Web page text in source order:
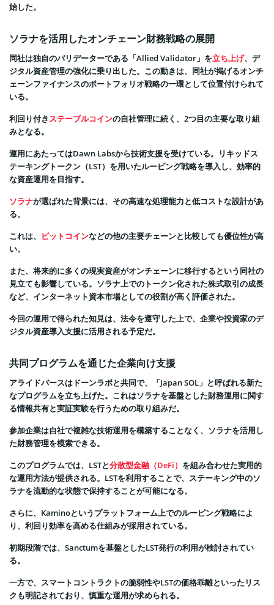
始した。
ソラナを活用したオンチェーン財務戦略の展開
同社は独自のバリデーターである「Allied Validator」を立ち上げ、デ
ジタル資産管理の強化に乗り出した。この動きは、同社が掲げるオンチ
ェーンファイナンスのポートフォリオ戦略の一環として位置付けられて
いる。
利回り付きステーブルコインの自社管理に続く、2つ目の主要な取り組
みとなる。
運用にあたってはDawn Labsから技術支援を受けている。リキッドス
テーキングトークン（LST）を用いたルーピング戦略を導入し、効率的
な資産運用を目指す。
ソラナが選ばれた背景には、その高速な処理能力と低コストな設計があ
る。
これは、
ビットコインなどの他の主要チェーンと比較しても優位性が高
い。
また、将来的に多くの現実資産がオンチェーンに移行するという同社の
見立ても影響している。ソラナ上でのトークン化された株式取引の成長
など、インターネット資本市場としての役割が高く評価された。
今回の運用で得られた知見は、法令を遵守した上で、企業や投資家のデ
ジタル資産導入支援に活用される予定だ。
共同プログラムを通じた企業向け支援
アライドバースはドーンラボと共同で、「Japan SOL」と呼ばれる新た
なプログラムを立ち上げた。これはソラナを基盤とした財務運用に関す
る情報共有と実証実験を行うための取り組みだ。
参加企業は自社で複雑な技術運用を構築することなく、ソラナを活用し
た財務管理を模索できる。
このプログラムでは、LSTと分散型金融（DeFi） を組み合わせた実用的
な運用方法が提供される。LSTを利用することで、ステーキング中のソ
ラナを流動的な状態で保持することが可能になる。
さらに、Kaminoというプラットフォーム上でのルーピング戦略によ
り、利回り効率を高める仕組みが採用されている。
初期段階では、Sanctumを基盤としたLST発行の利用が検討されてい
る。
一方で、スマートコントラクトの脆弱性やLSTの価格乖離といったリス
クも明記されており、慎重な運用が求められる。